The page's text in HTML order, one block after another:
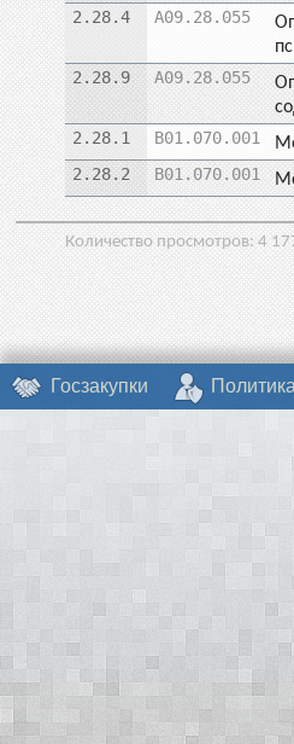
2.28.4
A09.28.055
2.28.9 A09.28.055
2.28.1 B01.070.001
2.28.2
B01.070.001
Количество просмотров: 4
Госзакупки